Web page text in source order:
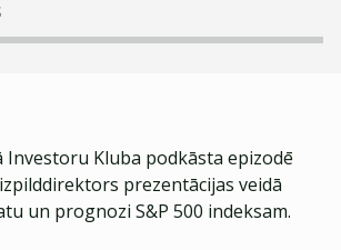
Investoru Kluba podkāsta epizodē
prezentācijas veidā
un prognozi S&P 500 indeksam.